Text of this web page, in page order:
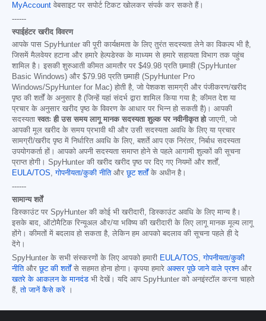
MyAccount वेबसाइट पर सपोर्ट टिकट खोलकर संपर्क कर सकते हैं।
------
स्पाईहंटर खरीद विवरण
आपके पास SpyHunter की पूरी कार्यक्षमता के लिए तुरंत सदस्यता लेने का विकल्प भी है,
जिसमें मैलवेयर हटाना और हमारे हेल्पडेस्क के माध्यम से हमारे सहायता विभाग तक पहुंच
शामिल है। इसकी शुरुआती कीमत आमतौर पर $49.98 प्रति छमाही (SpyHunter
Basic Windows) और $79.98 प्रति छमाही (SpyHunter Pro
Windows/SpyHunter for Mac) होती है, जो पेशकश सामग्री और पंजीकरण/खरीद
पृष्ठ की शर्तों के अनुसार है (जिन्हें यहां संदर्भ द्वारा शामिल किया गया है; कीमत देश या
प्रचार के अनुसार खरीद पृष्ठ के विवरण के आधार पर भिन्न हो सकती है)। आपकी
सदस्यता स्वतः ही उस समय लागू मानक सदस्यता शुल्क पर नवीनीकृत होजाएगी, जो
आपकी मूल खरीद के समय प्रभावी थी और उसी सदस्यता अवधि के लिए या प्रचार
सामग्री/खरीद पृष्ठ में निर्धारित अवधि के लिए, बशर्ते आप एक निरंतर, निर्बाध सदस्यता
उपयोगकर्ता हों। आपको अपनी सदस्यता समाप्त होने से पहले आगामी शुल्कों की सूचना
प्राप्त होगी। SpyHunter की खरीद खरीद पृष्ठ पर दिए गए नियमों और शर्तों,
EULA/TOS,गोपनीयता/कुकी नीतिऔरछूट शर्तोंके अधीन है।
------
सामान्य शर्तें
डिस्काउंट पर SpyHunter की कोई भी खरीदारी, डिस्काउंट अवधि के लिए मान्य है।
इसके बाद, ऑटोमैटिक रिन्यूअल और/या भविष्य की खरीदारी के लिए लागू मानक मूल्य लागू
होंगे। कीमतों में बदलाव हो सकता है, लेकिन हम आपको बदलाव की सूचना पहले ही दे
देंगे।
SpyHunter के सभी संस्करणों के लिए आपको हमारी EULA/TOS,गोपनीयता/कुकी
नीतिऔरछूट की शर्तोंसे सहमत होना होगा। कृपया हमारे अक्सर पूछे जाने वाले प्रश्नऔर
खतरे के आकलन के मानदंड भी देखें। यदि आप SpyHunter को अनइंस्टॉल करना चाहते
हैं,तो जानें कैसे करें ।